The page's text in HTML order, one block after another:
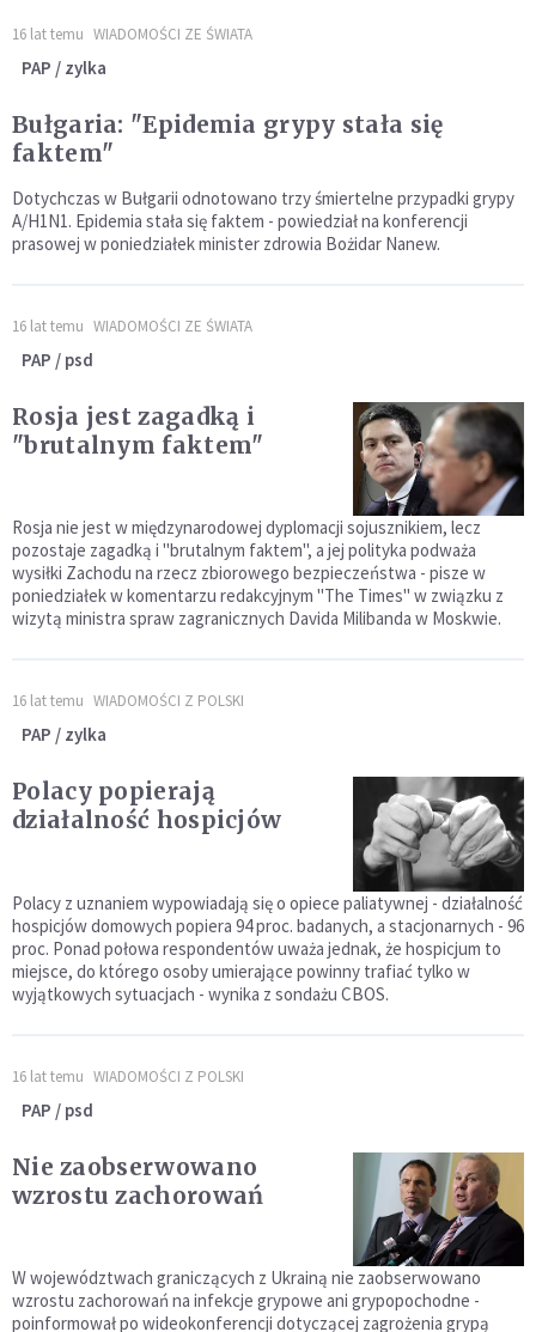
16 lat temu WIADOMOŚCI ZE ŚWIATA
PAP / zylka
Bułgaria: "Epidemia grypy stała się
faktem"
Dotychczas w Bułgarii odnotowano trzy śmiertelne przypadki grypy
A/H1N1. Epidemia stała się faktem - powiedział na konferencji
prasowej w poniedziałek minister zdrowia Bożidar Nanew.
16 lat temu WIADOMOŚCI ZE ŚWIATA
PAP / psd
Rosja jest zagadką i
"brutalnym faktem"
Rosja nie jest w międzynarodowej dyplomacji sojusznikiem, lecz
pozostaje zagadką i "brutalnym faktem", a jej polityka podważa
wysiłki Zachodu na rzecz zbiorowego bezpieczeństwa - pisze w
poniedziałek w komentarzu redakcyjnym "The Times" w związku z
wizytą ministra spraw zagranicznych Davida Milibanda w Moskwie.
16 lat temu WIADOMOŚCI Z POLSKI
PAP / zylka
Polacy popierają
działalność hospicjów
Polacy z uznaniem wypowiadają się o opiece paliatywnej - działalność
hospicjów domowych popiera 94 proc. badanych, a stacjonarnych - 96
proc. Ponad połowa respondentów uważa jednak, że hospicjum to
miejsce, do którego osoby umierające powinny trafiać tylko w
wyjątkowych sytuacjach - wynika z sondażu CBOS.
16 lat temu WIADOMOŚCI Z POLSKI
PAP / psd
Nie zaobserwowano
wzrostu zachorowań
W województwach graniczących z Ukrainą nie zaobserwowano
wzrostu zachorowań na infekcje grypowe ani grypopochodne -
poinformował po wideokonferencji dotyczącej zagrożenia grypą